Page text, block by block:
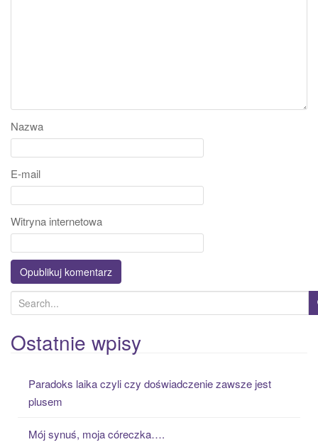
Nazwa
E-mail
Witryna internetowa
e
a
r
Ostatnie wpisy
Paradoks laika czyli czy doświadczenie zawsze jest
plusem
Mój synuś, moja córeczka….